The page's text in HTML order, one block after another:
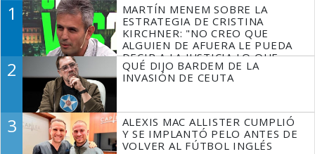
1
MARTÍN MENEM SOBRE LA
ESTRATEGIA DE CRISTINA
KIRCHNER: "NO CREO QUE
ALGUIEN DE AFUERA LE PUEDA
DECIR A LA JUSTICIA LO QUE
TIENE QUE HACER"
2
QUÉ DIJO BARDEM DE LA
INVASIÓN DE CEUTA
3
ALEXIS MAC ALLISTER CUMPLIÓ
Y SE IMPLANTÓ PELO ANTES DE
VOLVER AL FÚTBOL INGLÉS